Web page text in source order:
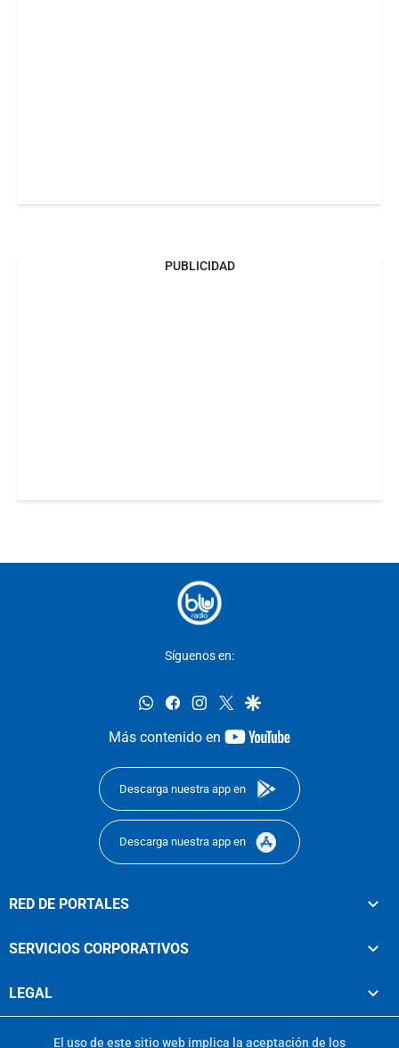
PUBLICIDAD
Síguenos en:
whatsappfacebookinstagram
twittergoogle
Más contenido en
youtube-
Descarga nuestra app en
Descarga nuestra app en
RED DE PORTALES
SERVICIOS CORPORATIVOS
LEGAL
El uso de este sitio web implica la aceptación de los